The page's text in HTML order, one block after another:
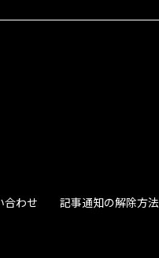
合わせ 記事通知の解除方法